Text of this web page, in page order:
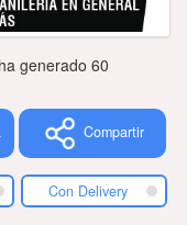
Publicidad
Tiendacores
Contactenos
ha generado 60
Compartir
Con Delivery